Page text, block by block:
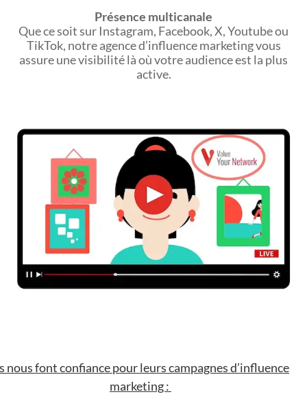
Présence multicanale
Que ce soit sur Instagram, Facebook, X, Youtube ou
TikTok, notre agence d’influence marketing vous
assure une visibilité là où votre audience est la plus
active.
nous font confiance pour leurs campagnes d’influence
marketing :